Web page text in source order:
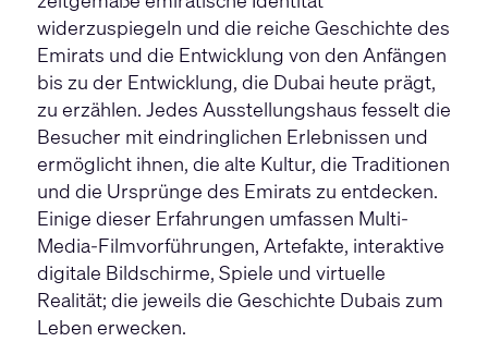
widerzuspiegeln und die reiche Geschichte des
Emirats und die Entwicklung von den Anfängen
bis zu der Entwicklung, die Dubai heute prägt,
zu erzählen. Jedes Ausstellungshaus fesselt die
Besucher mit eindringlichen Erlebnissen und
ermöglicht ihnen, die alte Kultur, die Traditionen
und die Ursprünge des Emirats zu entdecken.
Einige dieser Erfahrungen umfassen Multi-
Media-Filmvorführungen, Artefakte, interaktive
digitale Bildschirme, Spiele und virtuelle
Realität; die jeweils die Geschichte Dubais zum
Leben erwecken.